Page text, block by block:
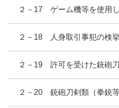
２－17 ゲーム機等を使用
２－18 人身取引事犯の検
２－19 許可を受けた銃砲
２－20 銃砲刀剣類（拳銃